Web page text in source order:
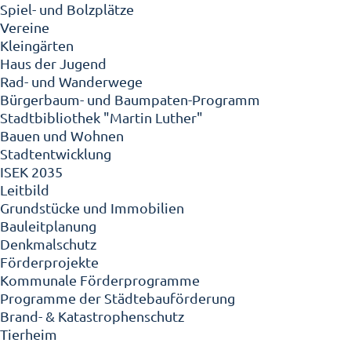
Spiel- und Bolzplätze
Vereine
Kleingärten
Haus der Jugend
Rad- und Wanderwege
Bürgerbaum- und Baumpaten-Programm
Stadtbibliothek "Martin Luther"
Bauen und Wohnen
Stadtentwicklung
ISEK 2035
Leitbild
Grundstücke und Immobilien
Bauleitplanung
Denkmalschutz
Förderprojekte
Kommunale Förderprogramme
Programme der Städtebauförderung
Brand- & Katastrophenschutz
Tierheim